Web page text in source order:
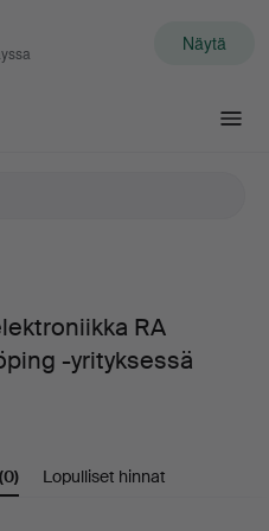
Näytä
RA
-yrityksessä
(0) Lopulliset hinnat